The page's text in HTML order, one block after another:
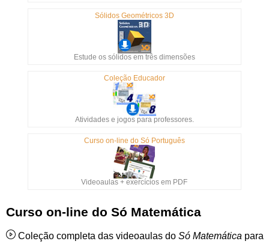
Sólidos Geométricos 3D
Estude os sólidos em três dimensões
Coleção Educador
Atividades e jogos para professores.
Curso on-line do Só Português
Videoaulas + exercícios em PDF
Curso on-line do Só Matemática
Coleção completa das videoaulas do Só Matemática para